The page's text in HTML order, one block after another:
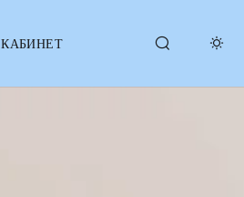
КАБИНЕТ